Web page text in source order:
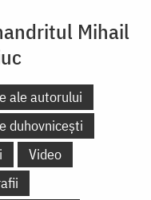
Mihail
ale autorului
duhovnicești
Video